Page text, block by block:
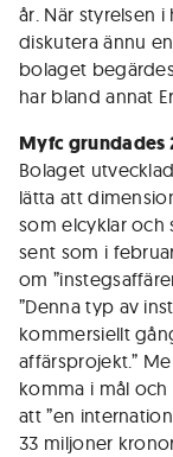
år. När styrelsen
diskutera ännu
bolaget
har bland annat
Myfc grundades
Bolaget
lätta att
som elcyklar och
sent som i
om
”Denna typ av
kommersiellt
affärsprojekt.”
komma i mål
att ”en
33 miljoner